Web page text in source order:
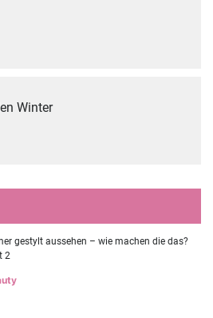
Winter
gestylt aussehen – wie machen die das?
2